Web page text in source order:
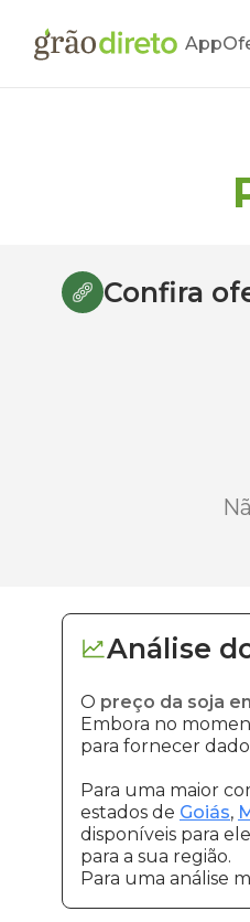
App
Confira
Análise
O preço da soja
Embora no
para fornecer
Para uma maior
estados de Goiás,
disponíveis para
para a sua região.
Para uma análise